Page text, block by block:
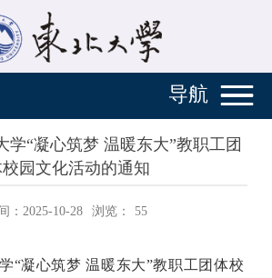
导航
学“凝心筑梦 温暖东大”教职工团
园文化活动的通知
：2025-10-28 浏览： 55
“凝心筑梦 温暖东大”教职工团体校